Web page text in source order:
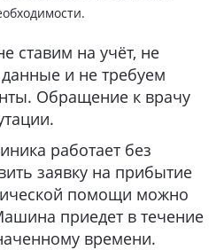
ставим на учёт, не
и не требуем
Обращение к врачу
работает без
заявку на прибытие
помощи можно
приедет в течение
времени.